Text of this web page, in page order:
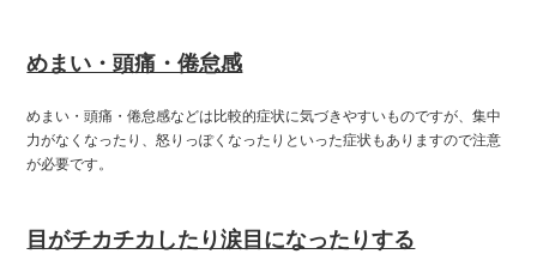
めまい・頭痛・倦怠感
めまい・頭痛・倦怠感などは比較的症状に気づきやすいものですが、集中
力がなくなったり、怒りっぽくなったりといった症状もありますので注意
が必要です。
目がチカチカしたり涙目になったりする